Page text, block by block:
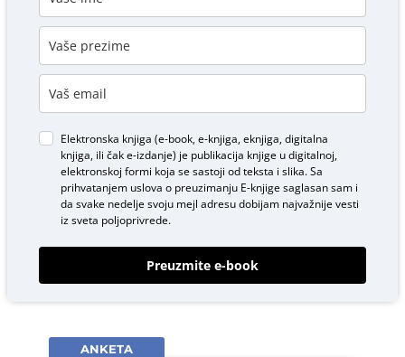
Elektronska knjiga (e-book, e-knjiga, eknjiga, digitalna
knjiga, ili čak e-izdanje) je publikacija knjige u digitalnoj,
elektronskoj formi koja se sastoji od teksta i slika. Sa
prihvatanjem uslova o preuzimanju E-knjigesaglasan sam i
da svake nedelje svoju mejl adresu dobijam najvažnije vesti
iz sveta poljoprivrede.
Preuzmite e-book
ANKETA